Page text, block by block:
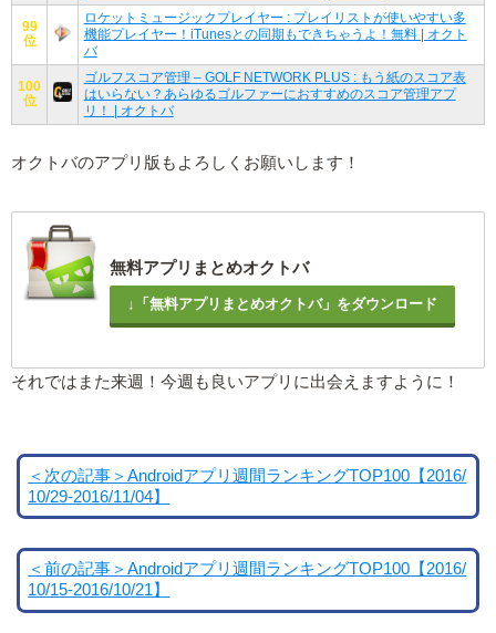
99
位
ロケットミュージックプレイヤー : プレイリストが使いやすい多
機能プレイヤー！iTunesとの同期もできちゃうよ！無料 | オクト
バ
100
位
ゴルフスコア管理 – GOLF NETWORK PLUS : もう紙のスコア表
はいらない？あらゆるゴルファーにおすすめのスコア管理アプ
リ！ | オクトバ
オクトバのアプリ版もよろしくお願いします！
無料アプリまとめオクトバ
↓「無料アプリまとめオクトバ」をダウンロード
それではまた来週！今週も良いアプリに出会えますように！
＜次の記事＞Androidアプリ週間ランキングTOP100【2016/
10/29-2016/11/04】
＜前の記事＞Androidアプリ週間ランキングTOP100【2016/
10/15-2016/10/21】